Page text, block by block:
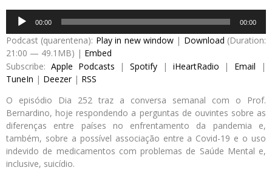
Audio
Player
00:00 00:00
Podcast (quarentena): Play in new window| Download (Duration:
21:00 — 49.1MB) | Embed
Subscribe: Apple Podcasts |Spotify | iHeartRadio | Email |
TuneIn | Deezer| RSS
O episódio Dia 252 traz a conversa semanal com o Prof.
Bernardino, hoje respondendo a perguntas de ouvintes sobre as
diferenças entre países no enfrentamento da pandemia e,
também, sobre a possível associação entre a Covid-19 e o uso
indevido de medicamentos com problemas de Saúde Mental e,
inclusive, suicídio.